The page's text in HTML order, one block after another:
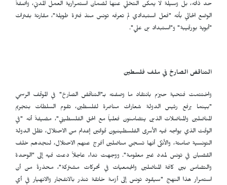
حد ذاته، بل وسيلة لا يمكن التخلي عنها لضمان استمرارية العمل المدني، واصفةً
الوضع الحالي بأنه "فعل استبدادي لم تعرفه تونس منذ فترة طويلة"، مقارنة بفترات
"أبوية بورقيبة" و"استبداد بن علي".
التناقض الصارخ في ملف فلسطين
واختتمت فتحية حيزم بانتقاد ما وصفته بـ"التناقض الصارخ" في الموقف الرسمي
"بينما يرفع رئيس الدولة شعارات مناصرة لفلسطين، تقوم السلطات بتجريم
المناضلين والمناضلات الذين يتضامنون فعلياً مع الحق الفلسطيني"، مضيفةً أنه "في
الوقت الذي يواجه فيه الأسرى الفلسطينيون قوانين إعدام من الاحتلال، تظل الدولة
التونسية صامتة، والأنكى أنها تسجن مناضلين أفرج عنهم الاحتلال، لنجدهم خلف
القضبان في تونس لمدد غير معلومة". ووجهت نداء عاجلاً دعت فيه إلى "الوحدة
والتضامن بين كافة المناضلين والجمعيات في تحركات مشتركة"، محذرةً من أن
استمرار هذا النهج "سيقود تونس إلى أزمة خانقة تنذر بالانفجار والانهيار في أي